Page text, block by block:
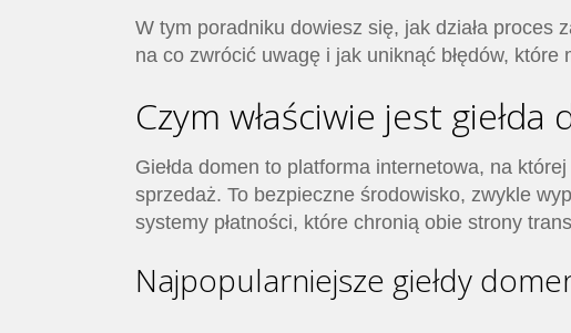
W tym poradniku dowiesz się, jak działa proces
na co zwrócić uwagę i jak uniknąć błędów, które
Czym właściwie jest giełda
Giełda domen to platforma internetowa, na
sprzedaż. To bezpieczne środowisko, zwykle
systemy płatności, które chronią obie strony
Najpopularniejsze giełdy